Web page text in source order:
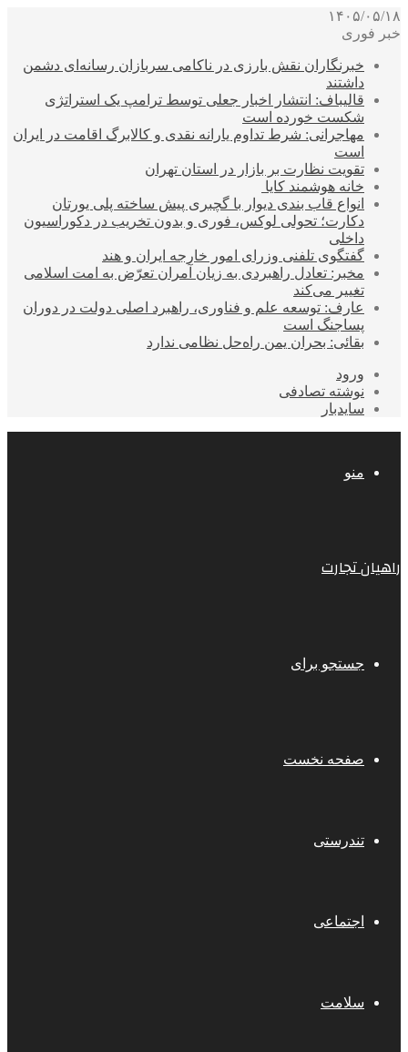
۱۴۰۵/۰۵/۱۸
خبر فوری
خبرنگاران نقش بارزی در ناکامی سربازان رسانه‌ای دشمن
داشتند
قالیباف: انتشار اخبار جعلی توسط ترامپ یک استراتژی
شکست خورده است
مهاجرانی: شرط تداوم یارانه نقدی و کالابرگ اقامت در ایران
است
تقویت نظارت بر بازار در استان تهران
خانه هوشمند کایا
انواع قاب بندی دیوار با گچبری پیش ساخته پلی یورتان
دکارت؛ تحولی لوکس، فوری و بدون تخریب در دکوراسیون
داخلی
گفتگوی تلفنی وزرای امور خارجه ایران و هند
مخبر: تعادل راهبردی به زیان آمران تعرّض به امت اسلامی
تغییر می‌کند
عارف: توسعه علم و فناوری، راهبرد اصلی دولت در دوران
پساجنگ است
بقائی: بحران یمن راه‌حل نظامی ندارد
ورود
نوشته تصادفی
سایدبار
منو
راهیان تجارت
جستجو برای
صفحه نخست
تندرستی
اجتماعی
سلامت